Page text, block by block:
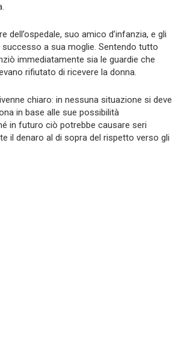
dell’ospedale, suo amico d’infanzia, e gli
a sua moglie. Sentendo tutto
immediatamente sia le guardie che
rifiutato di ricevere la donna.
chiaro: in nessuna situazione si deve
in base alle sue possibilità
in futuro ciò potrebbe causare seri
il denaro al di sopra del rispetto verso gli